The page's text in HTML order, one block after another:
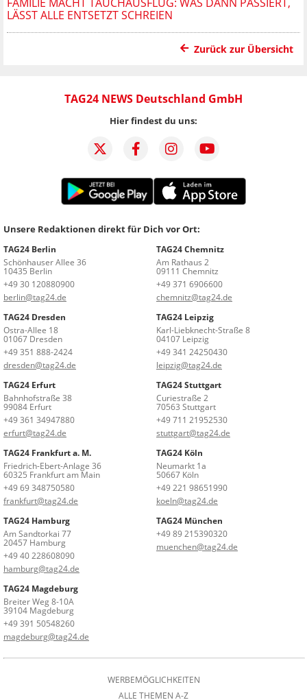
LÄSST ALLE ENTSETZT SCHREIEN
Zurück zur Übersicht
TAG24 NEWS Deutschland GmbH
Hier findest du uns:
Unsere Redaktionen direkt für Dich vor Ort:
TAG24 Berlin
Schönhauser Allee 36
10435 Berlin
+49 30 120880900
berlin@tag24.de
TAG24 Chemnitz
Am Rathaus 2
09111 Chemnitz
+49 371 6906600
chemnitz@tag24.de
TAG24 Dresden
Ostra-Allee 18
01067 Dresden
+49 351 888-2424
dresden@tag24.de
TAG24 Leipzig
Karl-Liebknecht-Straße 8
04107 Leipzig
+49 341 24250430
leipzig@tag24.de
TAG24 Erfurt
Bahnhofstraße 38
99084 Erfurt
+49 361 34947880
erfurt@tag24.de
TAG24 Stuttgart
Curiestraße 2
70563 Stuttgart
+49 711 21952530
stuttgart@tag24.de
TAG24 Frankfurt a. M.
Friedrich-Ebert-Anlage 36
60325 Frankfurt am Main
+49 69 348750580
frankfurt@tag24.de
TAG24 Köln
Neumarkt 1a
50667 Köln
+49 221 98651990
koeln@tag24.de
TAG24 Hamburg
Am Sandtorkai 77
20457 Hamburg
+49 40 228608090
hamburg@tag24.de
TAG24 München
+49 89 215390320
muenchen@tag24.de
TAG24 Magdeburg
Breiter Weg 8-10A
39104 Magdeburg
+49 391 50548260
magdeburg@tag24.de
WERBEMÖGLICHKEITEN
ALLE THEMEN A-Z